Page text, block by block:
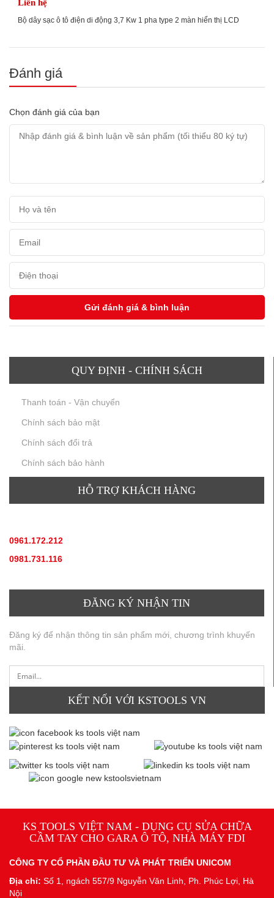
Liên hệ
Bộ dây sạc ô tô điện di động 3,7 Kw 1 pha type 2 màn hiển thị LCD
Đánh giá
Chọn đánh giá của bạn
QUY ĐỊNH - CHÍNH SÁCH
Thanh toán - Vận chuyển
Chính sách bảo mật
Chính sách đổi trả
Chính sách bảo hành
HỖ TRỢ KHÁCH HÀNG
0961.172.212
0981.731.116
ĐĂNG KÝ NHẬN TIN
Đăng ký để nhận thông tin sản phẩm mới, chương trình khuyến
mãi.
KẾT NỐI VỚI KSTOOLS VN
KS TOOLS VIỆT NAM - DỤNG CỤ SỬA CHỮA
CẦM TAY CHO GARA Ô TÔ, NHÀ MÁY FDI
CÔNG TY CỔ PHẦN ĐẦU TƯ VÀ PHÁT TRIỂN UNICOM
Địa chỉ: Số 1, ngách 557/9 Nguyễn Văn Linh, Ph. Phúc Lợi, Hà
Nội